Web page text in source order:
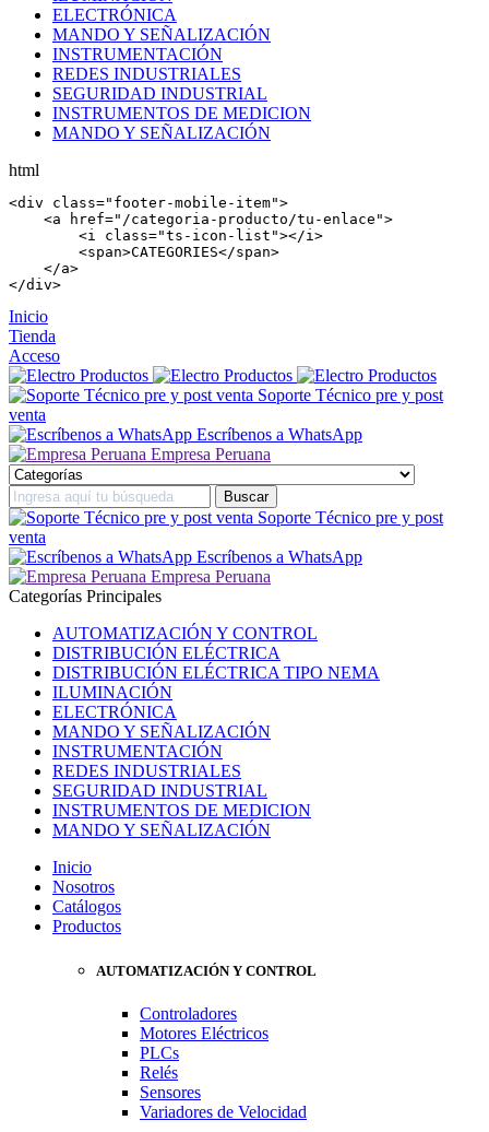
ELECTRÓNICA
MANDO Y SEÑALIZACIÓN
INSTRUMENTACIÓN
REDES INDUSTRIALES
SEGURIDAD INDUSTRIAL
INSTRUMENTOS DE MEDICION
MANDO Y SEÑALIZACIÓN
html
<div class="footer-mobile-item">
    <
a href="/categoria-producto/tu-enlace">
        <
i class="ts-icon-list"></i >
        <
span>CATEGORIES</span>
    </
a>
</div>
Inicio
Tienda
Acceso
Soporte Técnico pre y post
venta
Escríbenos a WhatsApp
Empresa Peruana
Soporte Técnico pre y post
venta
Escríbenos a WhatsApp
Empresa Peruana
Categorías Principales
AUTOMATIZACIÓN Y CONTROL
DISTRIBUCIÓN ELÉCTRICA
DISTRIBUCIÓN ELÉCTRICA TIPO NEMA
ILUMINACIÓN
ELECTRÓNICA
MANDO Y SEÑALIZACIÓN
INSTRUMENTACIÓN
REDES INDUSTRIALES
SEGURIDAD INDUSTRIAL
INSTRUMENTOS DE MEDICION
MANDO Y SEÑALIZACIÓN
Inicio
Nosotros
Catálogos
Productos
AUTOMATIZACIÓN Y CONTROL
Controladores
Motores Eléctricos
PLCs
Relés
Sensores
Variadores de Velocidad